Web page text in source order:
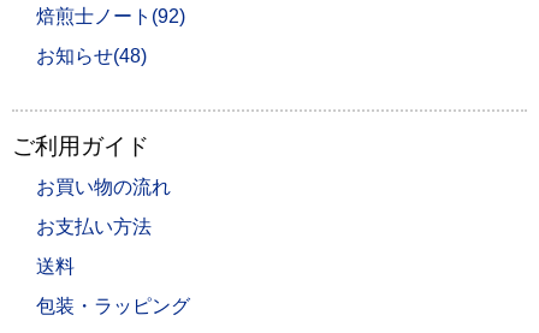
焙煎士ノート(92)
お知らせ(48)
ご利用ガイド
お買い物の流れ
お支払い方法
送料
包装・ラッピング